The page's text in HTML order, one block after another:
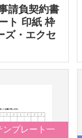
請負契約書
ト 印紙 枠
ズ・エクセ
ンプレート一